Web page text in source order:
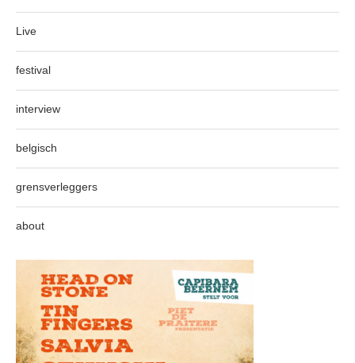
Live
festival
interview
belgisch
grensverleggers
about